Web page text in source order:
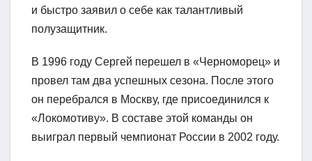
и быстро заявил о себе как талантливый
полузащитник.
В 1996 году Сергей перешел в «Черноморец» и
провел там два успешных сезона. После этого
он перебрался в Москву, где присоединился к
«Локомотиву». В составе этой команды он
выиграл первый чемпионат России в 2002 году.